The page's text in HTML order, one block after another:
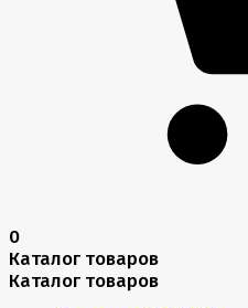
0
Каталог товаров
Каталог товаров